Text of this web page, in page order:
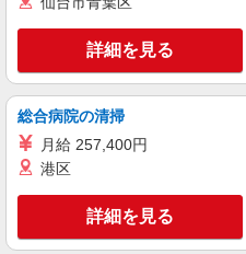
詳細を見る
総合病院の清掃
月給 257,400円
港区
詳細を見る